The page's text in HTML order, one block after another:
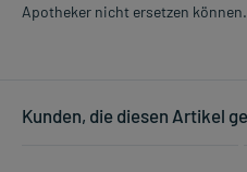
Apotheker nicht ersetzen können.
Kunden, die diesen Artikel